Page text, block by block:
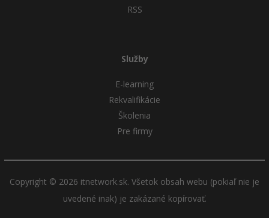
RSS
Služby
E-learning
Rekvalifikácie
Školenia
Pre firmy
Copyright © 2026 itnetwork.sk. Všetok obsah webu (pokiaľ nie je
uvedené inak) je zakázané kopírovať.